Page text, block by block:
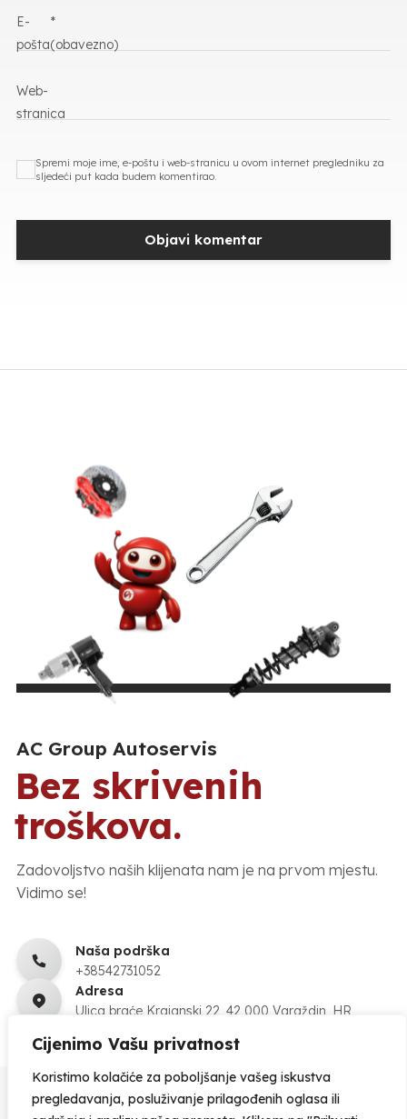
Cijenimo Vašu privatnost
Koristimo kolačiće za poboljšanje vašeg iskustva
pregledavanja, posluživanje prilagođenih oglasa ili
E-
pošta
*
(obavezno)
Web-
stranica
Spremi moje ime, e-poštu i web-stranicu u ovom internet pregledniku za
sljedeći put kada budem komentirao.
AC Group Autoservis
Bez skrivenih
troškova.
Zadovoljstvo naših klijenata nam je na prvom mjestu.
Vidimo se!
Naša podrška
+38542731052
Adresa
Ulica braće Krajanski 22, 42 000 Varaždin, HR